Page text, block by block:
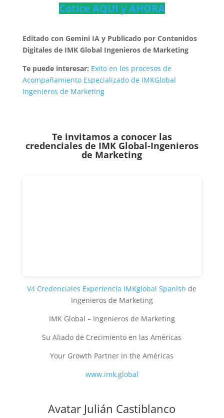
Cotice AQUI y AHORA
Editado con Gemini IA y Publicado por Contenidos
Digitales de IMK Global Ingenieros de Marketing
Te puede interesar: Exito en los procesos de
Acompañamiento Especializado de IMKGlobal
Ingenieros de Marketing
Te invitamos a conocer las
credenciales de IMK Global-Ingenieros
de Marketing
V4 Credenciales Experiencia IMKglobal Spanish de
Ingenieros de Marketing
IMK Global – Ingenieros de Marketing
Su Aliado de Crecimiento en las Américas
Your Growth Partner in the Américas
www.imk.global
Avatar Julián Castiblanco